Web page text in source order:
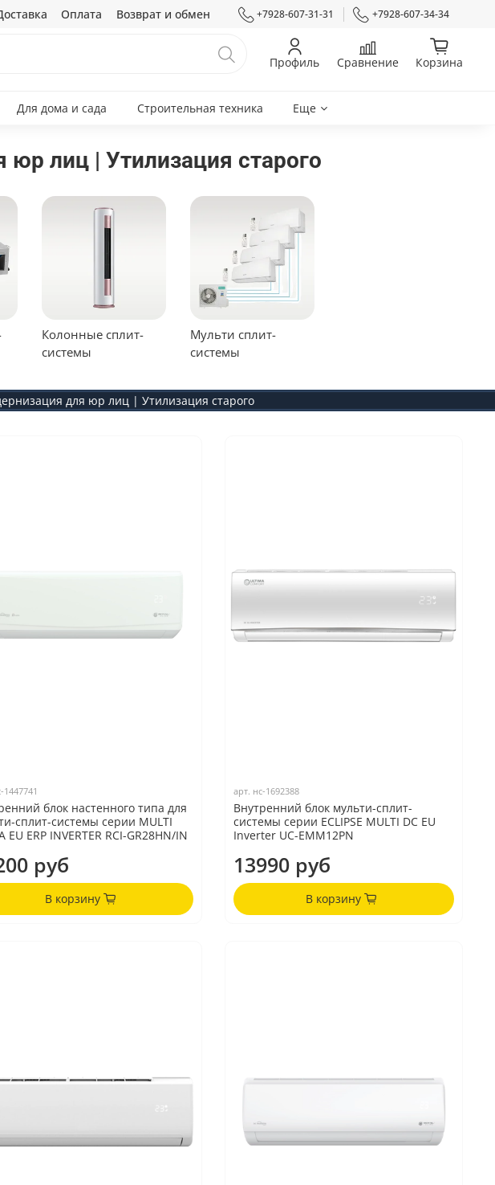
Оплата Возврат и обмен +7928-607-31-31 +7928-607-34-34
Профиль Сравнение Корзина
Для дома и сада Строительная техника Еще
лиц | Утилизация старого
Колонные сплит-
системы
Мульти сплит-
системы
для юр лиц | Утилизация старого
1447741
блок настенного типа для
сплит-системы серии MULTI
EU ERP INVERTER RCI-GR28HN/IN
руб
В корзину
арт. нс-1692388
Внутренний блок мульти-сплит-
системы серии ECLIPSE MULTI DC EU
Inverter UC-EMM12PN
13990 руб
В корзину